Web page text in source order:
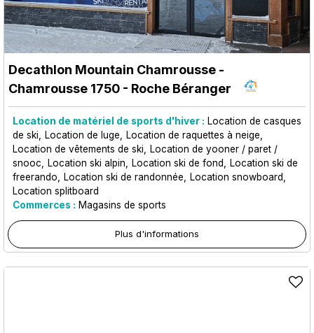
Decathlon Mountain Chamrousse -
Chamrousse 1750 - Roche Béranger
Location de matériel de sports d'hiver : Location de casques
de ski
Location de luge
Location de raquettes à neige
Location de vêtements de ski
Location de yooner / paret /
snooc
Location ski alpin Location ski de fond
Location ski de
freerando
Location ski de randonnée
Location snowboard
Location splitboard
Commerces : Magasins de sports
Plus d'informations